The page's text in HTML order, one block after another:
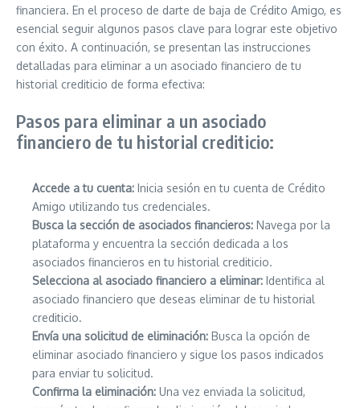
financiera. En el proceso de darte de baja de Crédito Amigo, es
esencial seguir algunos pasos clave para lograr este objetivo
con éxito. A continuación, se presentan las instrucciones
detalladas para eliminar a un asociado financiero de tu
historial crediticio de forma efectiva:
Pasos para eliminar a un asociado
financiero de tu historial crediticio:
Accede a tu cuenta: Inicia sesión en tu cuenta de Crédito
Amigo utilizando tus credenciales.
Busca la sección de asociados financieros: Navega por la
plataforma y encuentra la sección dedicada a los
asociados financieros en tu historial crediticio.
Selecciona al asociado financiero a eliminar: Identifica al
asociado financiero que deseas eliminar de tu historial
crediticio.
Envía una solicitud de eliminación: Busca la opción de
eliminar asociado financiero y sigue los pasos indicados
para enviar tu solicitud.
Confirma la eliminación: Una vez enviada la solicitud,